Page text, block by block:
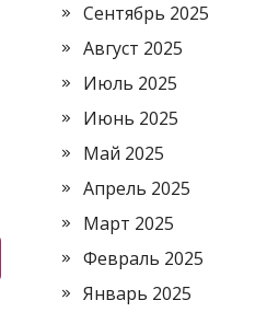
Сентябрь 2025
Август 2025
Июль 2025
Июнь 2025
Май 2025
Апрель 2025
Март 2025
Февраль 2025
Январь 2025